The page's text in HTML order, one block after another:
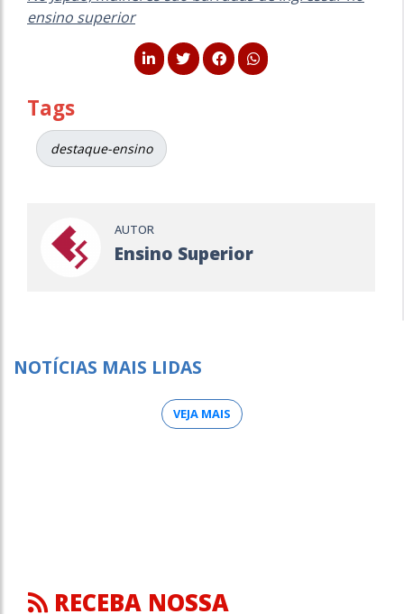
ensino superior
Tags
destaque-ensino
AUTOR
Ensino Superior
NOTÍCIAS MAIS LIDAS
VEJA MAIS
RECEBA NOSSA